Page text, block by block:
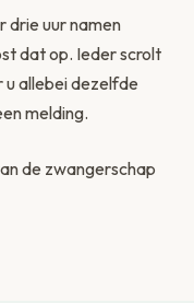
drie uur namen
dat op. Ieder scrolt
allebei dezelfde
melding.
de zwangerschap